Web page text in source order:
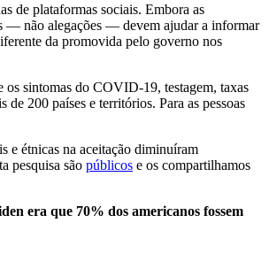
de plataformas sociais. Embora as
— não alegações — devem ajudar a informar
da promovida pelo governo nos
sintomas do COVID-19, testagem, taxas
200 países e territórios. Para as pessoas
e étnicas na aceitação diminuíram
pesquisa são públicos e os compartilhamos
era que 70% dos americanos fossem